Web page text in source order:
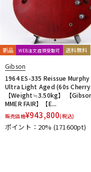
新品 WEB注文店頭受取可 送料無料
Gibson
1964 ES-335 Reissue Murphy
Ultra Light Aged (60s
【Weight≒3.50kg】 【
MMER FAIR】【E...
販売価格¥943,800(税込)
ポイント：20% (171600pt)